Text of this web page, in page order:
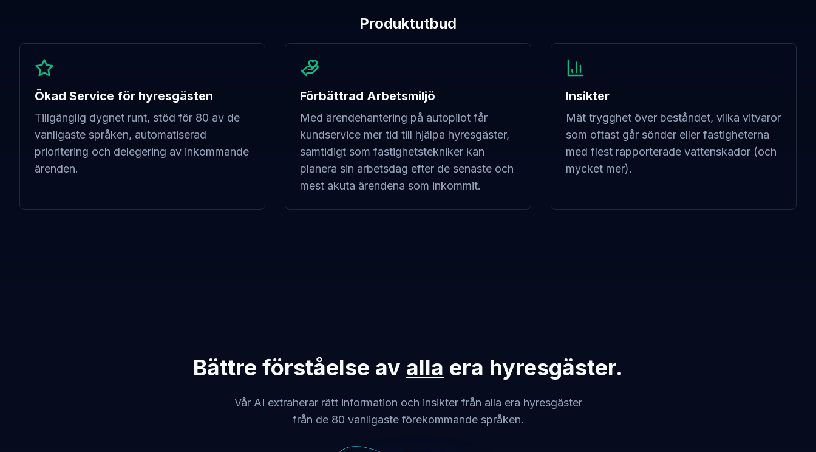
Produktutbud
Ökad Service för hyresgästen
Tillgänglig dygnet runt, stöd för 80 av de
vanligaste språken, automatiserad
prioritering och delegering av inkommande
ärenden.
Förbättrad Arbetsmiljö
Med ärendehantering på autopilot får
kundservice mer tid till hjälpa hyresgäster,
samtidigt som fastighetstekniker kan
planera sin arbetsdag efter de senaste och
mest akuta ärendena som inkommit.
Insikter
Mät trygghet över beståndet, vilka vitvaror
som oftast går sönder eller fastigheterna
med flest rapporterade vattenskador (och
mycket mer).
Bättre förståelse av alla era hyresgäster.
Vår AI extraherar rätt information och insikter från alla era hyresgäster
från de 80 vanligaste förekommande språken.